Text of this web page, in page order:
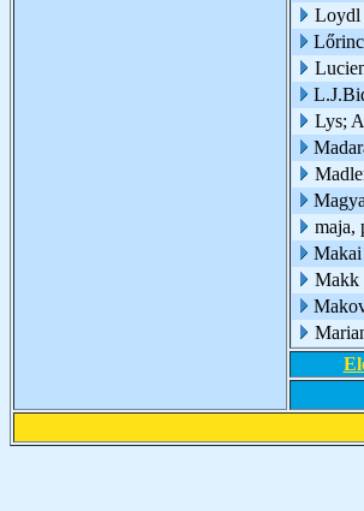
Loydl
Lys;
maja,
Makk